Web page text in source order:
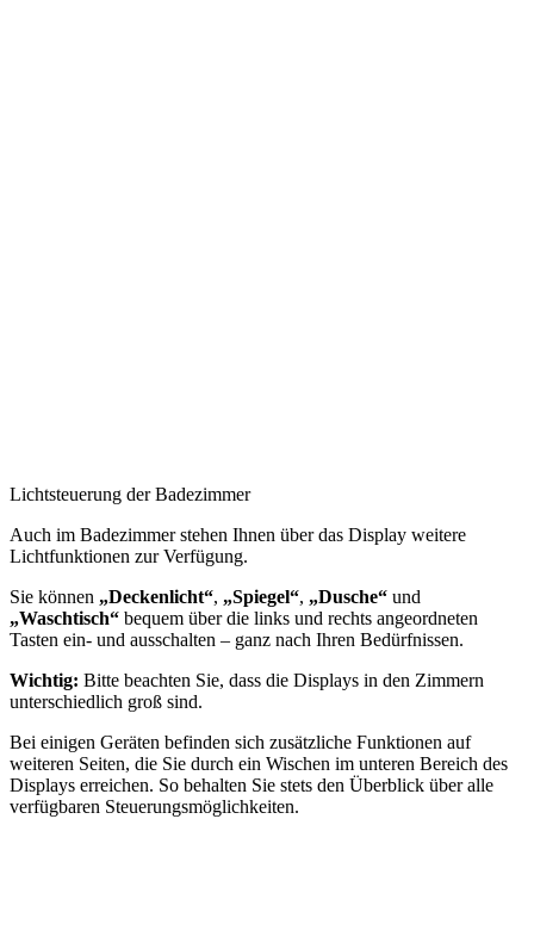
Lichtsteuerung der Badezimmer
Auch im Badezimmer stehen Ihnen über das Display weitere
Lichtfunktionen zur Verfügung.
Sie können „Deckenlicht“, „Spiegel“, „Dusche“ und
„Waschtisch“ bequem über die links und rechts angeordneten
Tasten ein- und ausschalten – ganz nach Ihren Bedürfnissen.
Wichtig: Bitte beachten Sie, dass die Displays in den Zimmern
unterschiedlich groß sind.
Bei einigen Geräten befinden sich zusätzliche Funktionen auf
weiteren Seiten, die Sie durch ein Wischen im unteren Bereich des
Displays erreichen. So behalten Sie stets den Überblick über alle
verfügbaren Steuerungsmöglichkeiten.